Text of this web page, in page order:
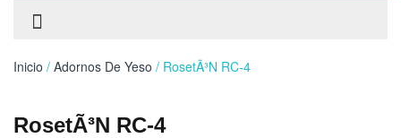
Inicio / Adornos De Yeso / RosetÃ³n RC-4
RosetÃ³n RC-4